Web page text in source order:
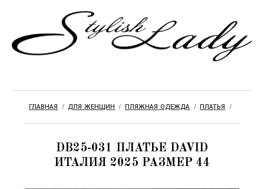
Для женщин
Одежда для дома
Бренды
ГЛАВНАЯ
  /
ДЛЯ ЖЕНЩИН
  /
ПЛЯЖНАЯ ОДЕЖДА
  /
ПЛАТЬЯ
  /
DB25-031 ПЛАТЬЕ DAVID
ИТАЛИЯ 2025 РАЗМЕР 44